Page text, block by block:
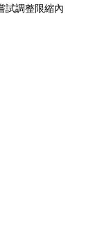
試調整限縮內